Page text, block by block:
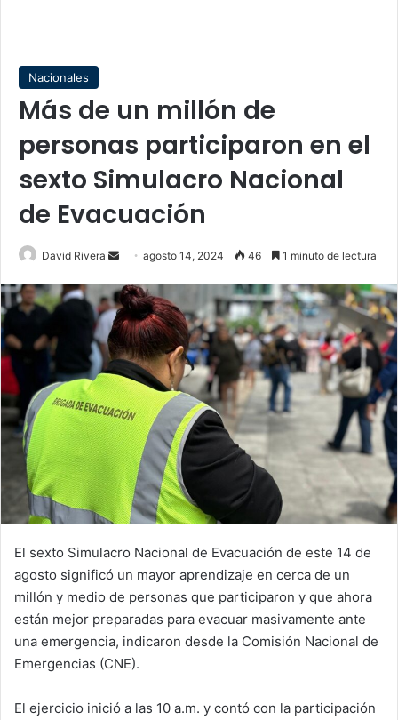
Nacionales
Más de un millón de
personas participaron en el
sexto Simulacro Nacional
de Evacuación
David Rivera
Send
email
agosto 14, 2024 46 1 minuto de lectura
El sexto Simulacro Nacional de Evacuación de este 14 de
agosto significó un mayor aprendizaje en cerca de un
millón y medio de personas que participaron y que ahora
están mejor preparadas para evacuar masivamente ante
una emergencia, indicaron desde la Comisión Nacional de
Emergencias (CNE).
El ejercicio inició a las 10 a.m. y contó con la participación